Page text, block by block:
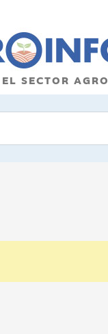
SECTOR AGRO